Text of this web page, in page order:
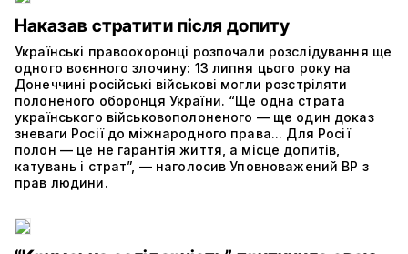
Наказав стратити після допиту
Українські правоохоронці розпочали розслідування ще
одного воєнного злочину: 13 липня цього року на
Донеччині російські військові могли розстріляти
полоненого оборонця України. “Ще одна страта
українського військовополоненого — ще один доказ
зневаги Росії до міжнародного права... Для Росії
полон — це не гарантія життя, а місце допитів,
катувань і страт”, — наголосив Уповноважений ВР з
прав людини.